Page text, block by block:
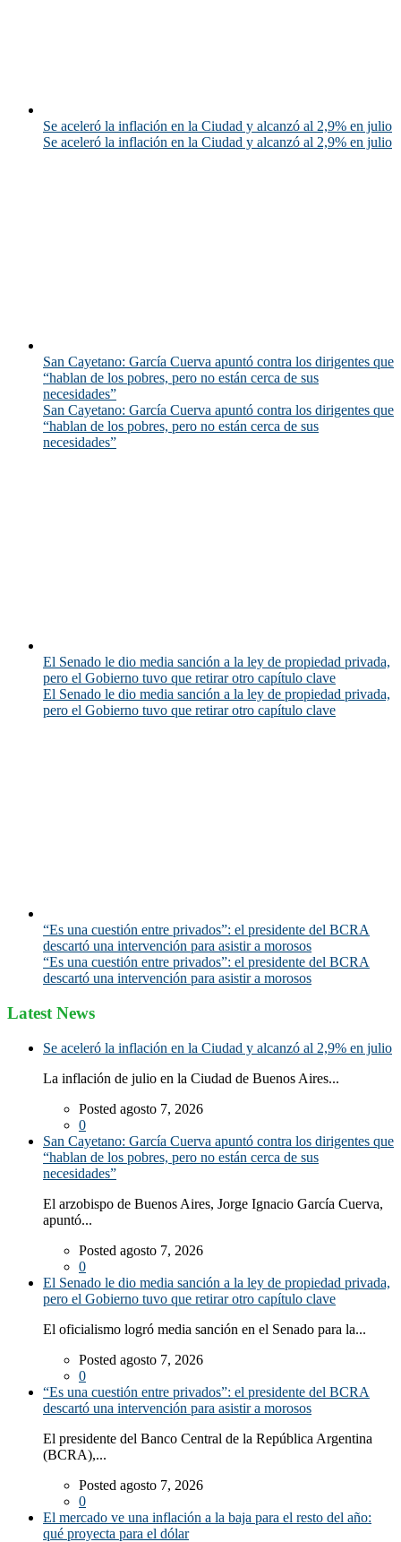
Se aceleró la inflación en la Ciudad y alcanzó al 2,9% en julio
Se aceleró la inflación en la Ciudad y alcanzó al 2,9% en julio
San Cayetano: García Cuerva apuntó contra los dirigentes que
“hablan de los pobres, pero no están cerca de sus
necesidades”
San Cayetano: García Cuerva apuntó contra los dirigentes que
“hablan de los pobres, pero no están cerca de sus
necesidades”
El Senado le dio media sanción a la ley de propiedad privada,
pero el Gobierno tuvo que retirar otro capítulo clave
El Senado le dio media sanción a la ley de propiedad privada,
pero el Gobierno tuvo que retirar otro capítulo clave
“Es una cuestión entre privados”: el presidente del BCRA
descartó una intervención para asistir a morosos
“Es una cuestión entre privados”: el presidente del BCRA
descartó una intervención para asistir a morosos
Latest News
Se aceleró la inflación en la Ciudad y alcanzó al 2,9% en julio
La inflación de julio en la Ciudad de Buenos Aires...
Posted agosto 7, 2026
0
San Cayetano: García Cuerva apuntó contra los dirigentes que
“hablan de los pobres, pero no están cerca de sus
necesidades”
El arzobispo de Buenos Aires, Jorge Ignacio García Cuerva,
apuntó...
Posted agosto 7, 2026
0
El Senado le dio media sanción a la ley de propiedad privada,
pero el Gobierno tuvo que retirar otro capítulo clave
El oficialismo logró media sanción en el Senado para la...
Posted agosto 7, 2026
0
“Es una cuestión entre privados”: el presidente del BCRA
descartó una intervención para asistir a morosos
El presidente del Banco Central de la República Argentina
(BCRA),...
Posted agosto 7, 2026
0
El mercado ve una inflación a la baja para el resto del año:
qué proyecta para el dólar